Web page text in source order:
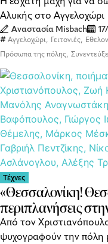
Αλυκής στο Αγγελοχώρι
Αναστασία Misbach
Αγγελοχώρι Γειτονιές
Πρόσωπα της πόλης
Τέχνες
«Θεσσαλονίκη!
περιπλανήσεις
Από τον
ψυχογραφούν την πόλη